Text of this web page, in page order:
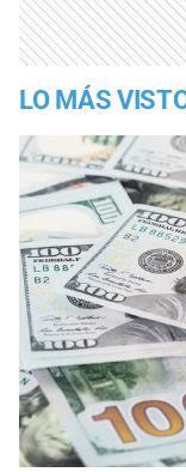
LO MÁS